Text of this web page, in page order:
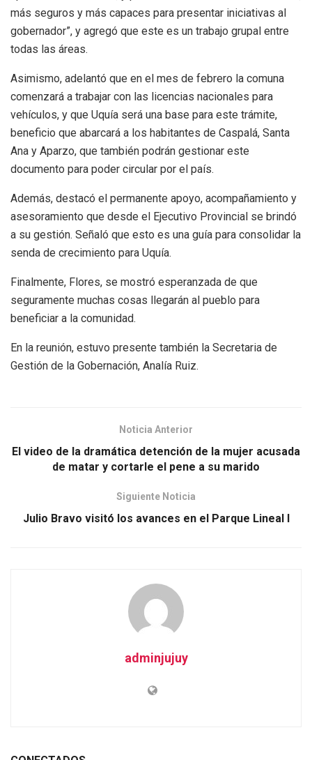
más seguros y más capaces para presentar iniciativas al
gobernador”, y agregó que este es un trabajo grupal entre
todas las áreas.
Asimismo, adelantó que en el mes de febrero la comuna
comenzará a trabajar con las licencias nacionales para
vehículos, y que Uquía será una base para este trámite,
beneficio que abarcará a los habitantes de Caspalá, Santa
Ana y Aparzo, que también podrán gestionar este
documento para poder circular por el país.
Además, destacó el permanente apoyo, acompañamiento y
asesoramiento que desde el Ejecutivo Provincial se brindó
a su gestión. Señaló que esto es una guía para consolidar la
senda de crecimiento para Uquía.
Finalmente, Flores, se mostró esperanzada de que
seguramente muchas cosas llegarán al pueblo para
beneficiar a la comunidad.
En la reunión, estuvo presente también la Secretaria de
Gestión de la Gobernación, Analía Ruiz.
Noticia Anterior
El video de la dramática detención de la mujer acusada
de matar y cortarle el pene a su marido
Siguiente Noticia
Julio Bravo visitó los avances en el Parque Lineal I
adminjujuy